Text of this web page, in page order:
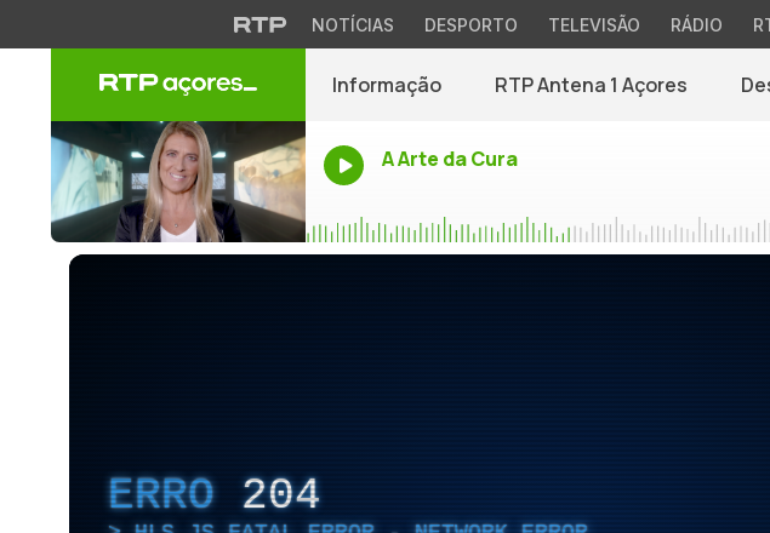
NOTÍCIAS DESPORTO TELEVISÃO RÁDIO
Informação RTP Antena 1 Açores
A Arte da Cura
ERRO 204